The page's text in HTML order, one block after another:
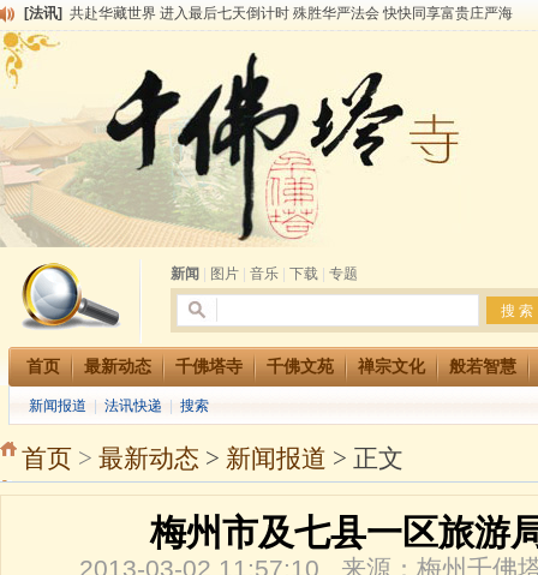
[法讯] 共赴华藏世界 进入最后七天倒计时 殊胜华严法会 快快同享富贵庄严海
[法讯]
清明节祭祖报恩地藏法会
本寺方丈上明下慧尼和尚开讲《六祖坛经》
[法讯]
2015-3-26师父于法堂对大众的开示
[法讯] 广东千佛塔寺云门佛学院女众部 2016年招生简章
[法讯]
恭请海涛法师莅临千佛塔寺弘法
[法讯]
2014年七月大法会 祈福息灾地藏七 冥阳两利普渡群蒙盂兰盆
[法讯]
千佛塔寺云门佛学院女众部2014年招生简章
[法讯] 千佛塔寺兴建佛学院综合大楼缘起
新闻
图片 音乐 下载 专题
首页 最新动态 千佛塔寺 千佛文苑 禅宗文化 般若智慧
新闻报道 法讯快递 搜索
首页 > 最新动态 > 新闻报道 > 正文
梅州市及七县一区旅游
2013-03-02 11:57:10 来源：梅州千佛